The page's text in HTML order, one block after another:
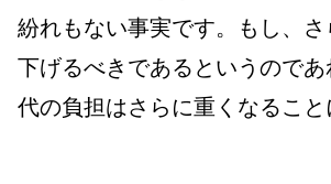
紛れもない事実です。もし、さ
下げるべきであるというので
代の負担はさらに重くなること